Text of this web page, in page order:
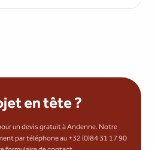
en tête ?
un devis gratuit à Andenne. Notre
par téléphone au +32 (0)84 31 17 90